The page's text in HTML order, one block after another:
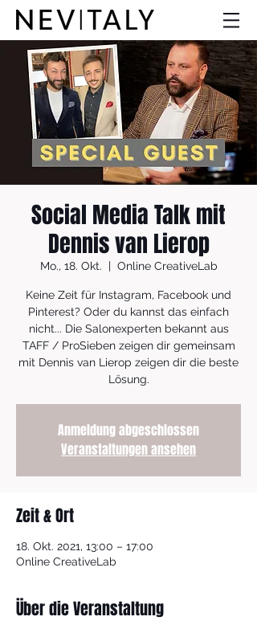
Social Media Talk mit
Dennis van Lierop
Mo., 18. Okt.
  |
Online CreativeLab
Keine Zeit für Instagram, Facebook und
Pinterest? Oder du kannst das einfach
nicht... Die Salonexperten bekannt aus
TAFF / ProSieben zeigen dir gemeinsam
mit Dennis van Lierop zeigen dir die beste
Lösung.
Anmeldung abgeschlossen
Veranstaltungen ansehen
Zeit & Ort
18. Okt. 2021, 13:00 – 17:00
Online CreativeLab
Über die Veranstaltung